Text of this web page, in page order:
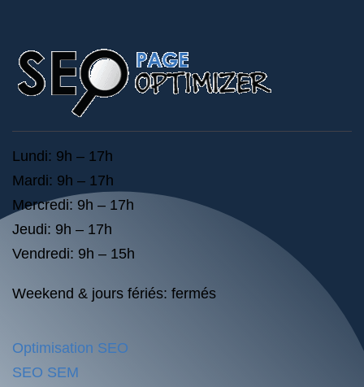
Lundi: 9h – 17h
Mardi: 9h – 17h
Mercredi: 9h – 17h
Jeudi: 9h – 17h
Vendredi: 9h – 15h
Weekend & jours fériés: fermés
Optimisation SEO
SEO SEM